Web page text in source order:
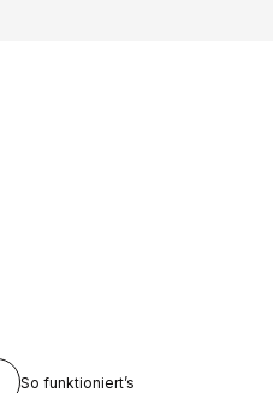
So funktioniert’s